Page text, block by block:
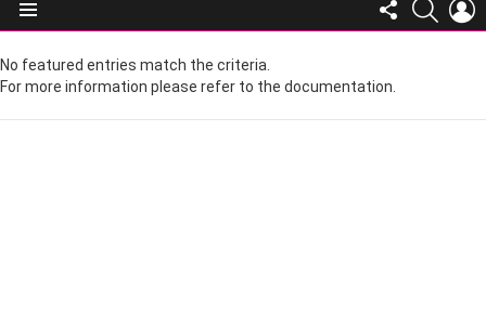
Меню
US
No featured entries match the criteria.
For more information please refer to the documentation.